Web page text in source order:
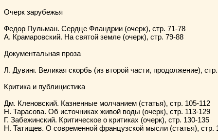
Очерк зарубежья
Федор Пульман. Сердце Фландрии (очерк), стр. 71-78
А. Крамаровский. На святой земле (очерк), стр. 79-88
Документальная проза
Л. Дувинг. Великая скорбь (из второй части, продолжение),
Критика и публицистика
Дм. Кленовский. Казненные молчанием (статья), стр. 105-112
Н. Тарасова. Об источниках живой воды (очерк), стр. 113-129
Г. Забежинский. Критическое о критиках (очерк), стр. 130-135
Н. Татищев. О современной французской мысли (статья), стр.